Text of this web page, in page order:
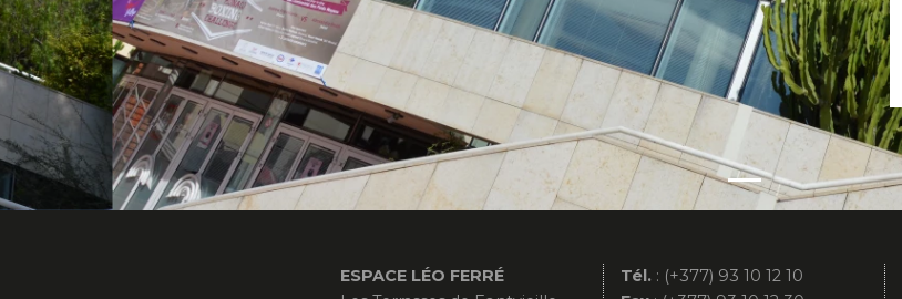
ESPACE LÉO FERRÉ
Tél. : (+377) 93 10 12 10